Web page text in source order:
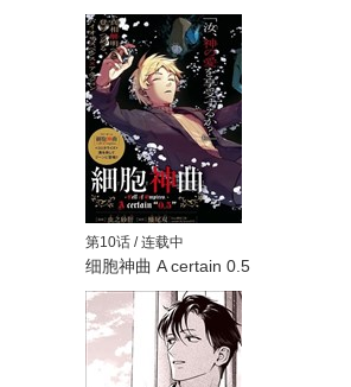
第10话 / 连载中
细胞神曲 A certain 0.5